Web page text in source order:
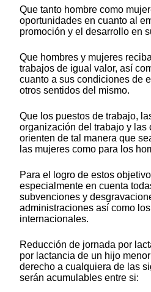
Que tanto hombre como
oportunidades en cuanto al
promoción y el desarrollo en
Que hombres y mujeres
trabajos de igual valor, así
cuanto a sus condiciones de
otros sentidos del mismo.
Que los puestos de trabajo,
organización del trabajo y
orienten de tal manera que
las mujeres como para los
Para el logro de estos
especialmente en cuenta
subvenciones y
administraciones así como
internacionales.
Reducción de jornada por
por lactancia de un hijo
derecho a cualquiera de las
serán acumulables entre si: